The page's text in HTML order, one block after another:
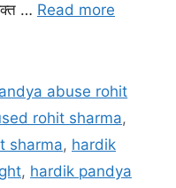
… Read more
abuse rohit
rohit sharma,
sharma, hardik
, hardik pandya